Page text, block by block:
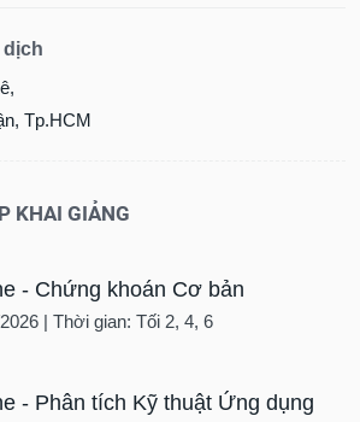
dịch
Tp.HCM
KHAI GIẢNG
- Chứng khoán Cơ bản
| Thời gian: Tối 2, 4, 6
- Phân tích Kỹ thuật Ứng dụng